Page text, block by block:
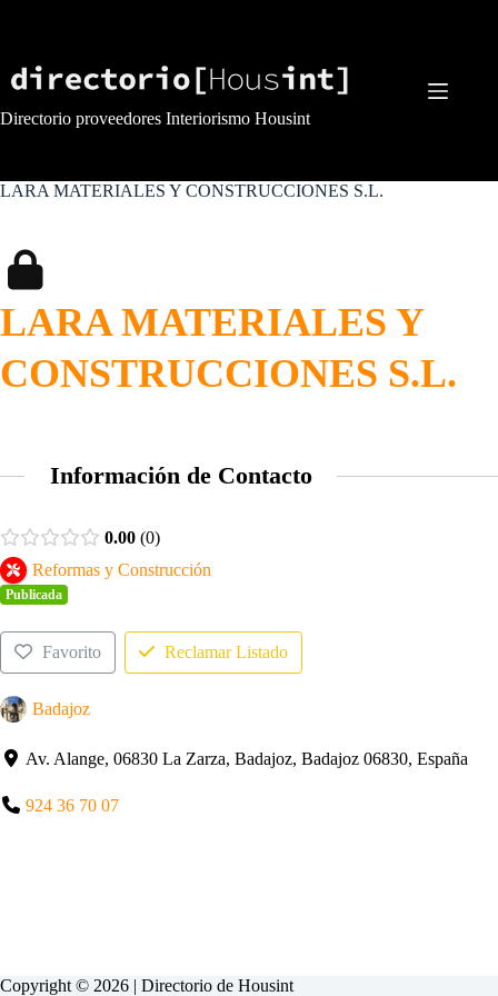
Directorio proveedores Interiorismo Housint
LARA MATERIALES Y CONSTRUCCIONES S.L.
LARA MATERIALES Y
CONSTRUCCIONES S.L.
Información de Contacto
0.00 0
Reformas y Construcción
Publicada
Favorito Reclamar Listado
Badajoz
Av. Alange, 06830 La Zarza, Badajoz, Badajoz 06830, España
924 36 70 07
Copyright © 2026 | Directorio de Housint